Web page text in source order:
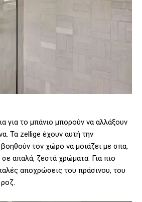
για το μπάνιο μπορούν να αλλάξουν
Τα zellige έχουν αυτή την
τον χώρο να μοιάζει με σπα,
σε απαλά, ζεστά χρώματα. Για πιο
αποχρώσεις του πράσινου, του